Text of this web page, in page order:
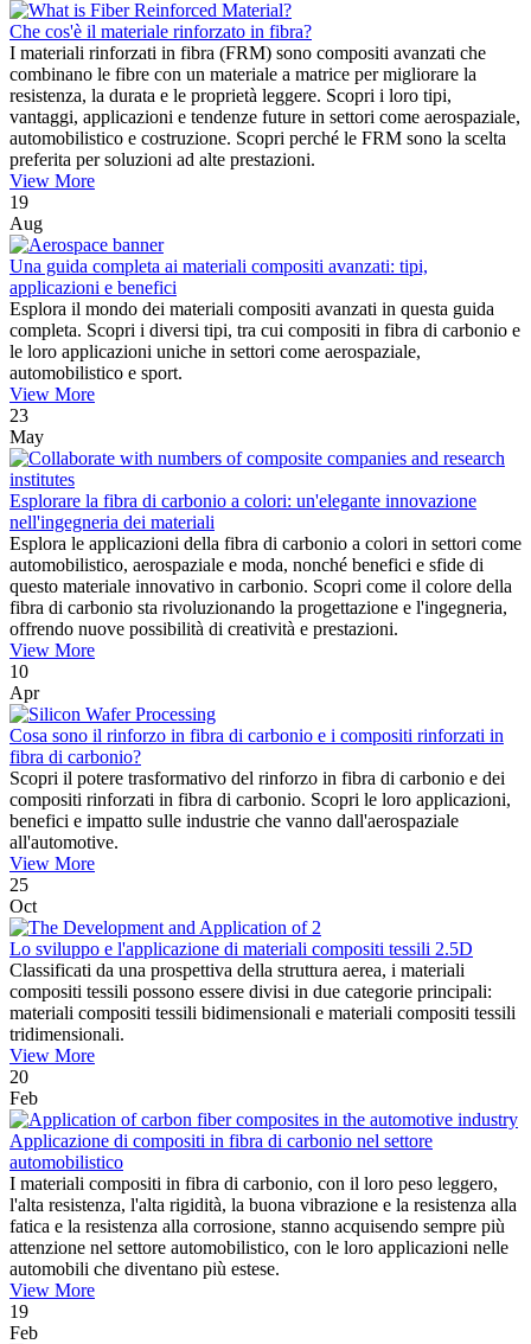
Che cos'è il materiale rinforzato in fibra?
I materiali rinforzati in fibra (FRM) sono compositi avanzati che
combinano le fibre con un materiale a matrice per migliorare la
resistenza, la durata e le proprietà leggere. Scopri i loro tipi,
vantaggi, applicazioni e tendenze future in settori come aerospaziale,
automobilistico e costruzione. Scopri perché le FRM sono la scelta
preferita per soluzioni ad alte prestazioni.
View More
19
Aug
Una guida completa ai materiali compositi avanzati: tipi,
applicazioni e benefici
Esplora il mondo dei materiali compositi avanzati in questa guida
completa. Scopri i diversi tipi, tra cui compositi in fibra di carbonio e
le loro applicazioni uniche in settori come aerospaziale,
automobilistico e sport.
View More
23
May
Esplorare la fibra di carbonio a colori: un'elegante innovazione
nell'ingegneria dei materiali
Esplora le applicazioni della fibra di carbonio a colori in settori come
automobilistico, aerospaziale e moda, nonché benefici e sfide di
questo materiale innovativo in carbonio. Scopri come il colore della
fibra di carbonio sta rivoluzionando la progettazione e l'ingegneria,
offrendo nuove possibilità di creatività e prestazioni.
View More
10
Apr
Cosa sono il rinforzo in fibra di carbonio e i compositi rinforzati in
fibra di carbonio?
Scopri il potere trasformativo del rinforzo in fibra di carbonio e dei
compositi rinforzati in fibra di carbonio. Scopri le loro applicazioni,
benefici e impatto sulle industrie che vanno dall'aerospaziale
all'automotive.
View More
25
Oct
Lo sviluppo e l'applicazione di materiali compositi tessili 2.5D
Classificati da una prospettiva della struttura aerea, i materiali
compositi tessili possono essere divisi in due categorie principali:
materiali compositi tessili bidimensionali e materiali compositi tessili
tridimensionali.
View More
20
Feb
Applicazione di compositi in fibra di carbonio nel settore
automobilistico
I materiali compositi in fibra di carbonio, con il loro peso leggero,
l'alta resistenza, l'alta rigidità, la buona vibrazione e la resistenza alla
fatica e la resistenza alla corrosione, stanno acquisendo sempre più
attenzione nel settore automobilistico, con le loro applicazioni nelle
automobili che diventano più estese.
View More
19
Feb